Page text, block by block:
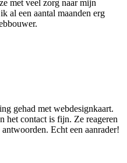
met veel zorg naar mijn
al een aantal maanden erg
gehad met webdesignkaart.
het contact is fijn. Ze reageren
Echt een aanrader!